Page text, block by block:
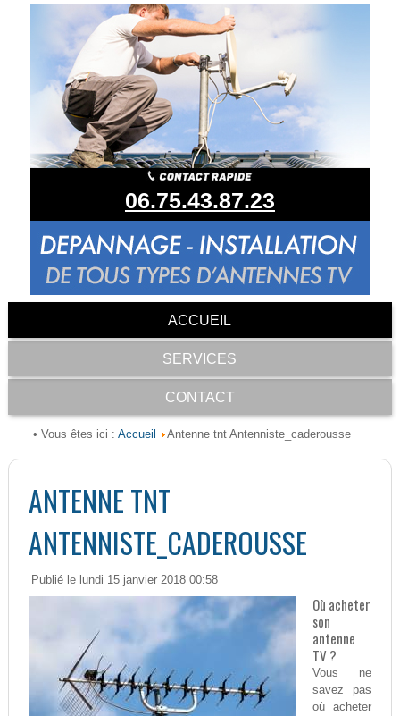
06.75.43.87.23
ACCUEIL
SERVICES
CONTACT
• Vous êtes ici : Accueil Antenne tnt Antenniste_caderousse
ANTENNE TNT
ANTENNISTE_CADEROUSSE
Publié le lundi 15 janvier 2018 00:58
Où acheter
son
antenne
TV ?
Vous ne
savez pas
où acheter